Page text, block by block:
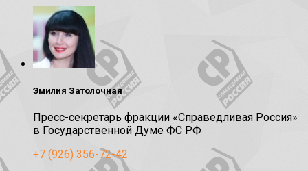
Эмилия Затолочная
Пресс-секретарь фракции «Справедливая Россия»
в Государственной Думе ФС РФ
+7 (926) 356-72-42